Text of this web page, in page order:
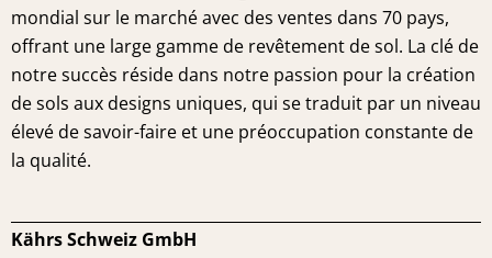
mondial sur le marché avec des ventes dans 70 pays,
offrant une large gamme de revêtement de sol. La clé de
notre succès réside dans notre passion pour la création
de sols aux designs uniques, qui se traduit par un niveau
élevé de savoir-faire et une préoccupation constante de
la qualité.
Kährs Schweiz GmbH